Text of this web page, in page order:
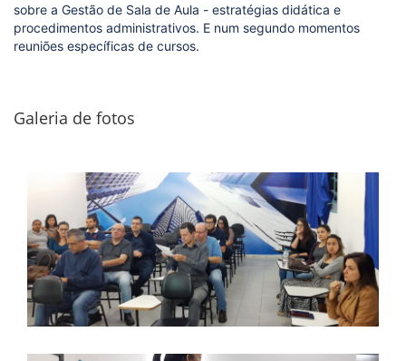
sobre a Gestão de Sala de Aula - estratégias didática e
procedimentos administrativos. E num segundo momentos
reuniões específicas de cursos.
Galeria de fotos